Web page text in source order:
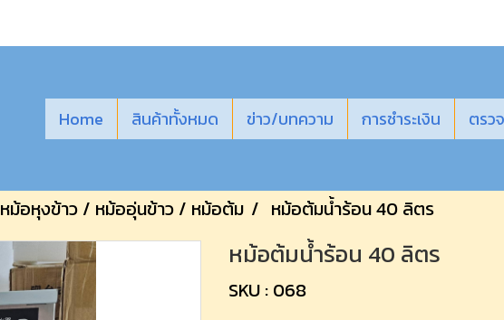
Home สินค้าทั้งหมด ข่าว/บทความ การชำระเงิน ตรว
หม้อหุงข้าว / หม้ออุ่นข้าว / หม้อต้ม หม้อต้มน้ำร้อน 40 ลิตร
หม้อต้มน้ำร้อน 40 ลิตร
SKU : 068